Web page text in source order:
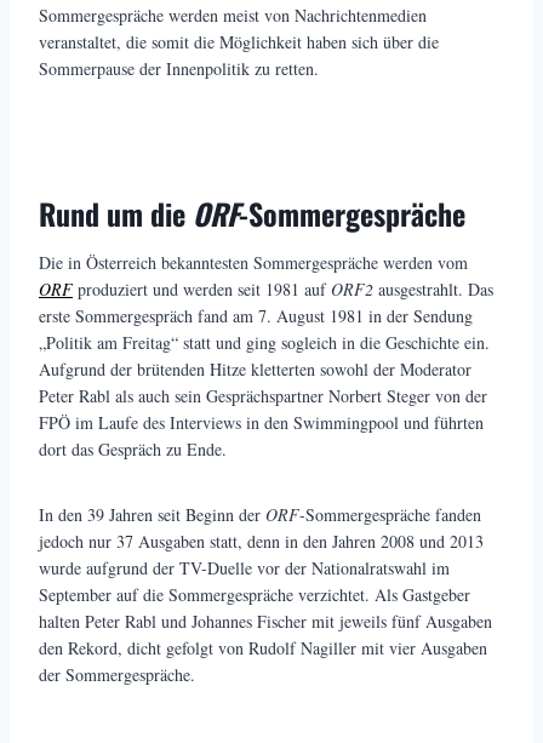
Sommergespräche werden meist von Nachrichtenmedien
veranstaltet, die somit die Möglichkeit haben sich über die
Sommerpause der Innenpolitik zu retten.
Rund um die ORF-Sommergespräche
Die in Österreich bekanntesten Sommergespräche werden vom
ORF produziert und werden seit 1981 aufORF2 ausgestrahlt. Das
erste Sommergespräch fand am 7. August 1981 in der Sendung
„Politik am Freitag“ statt und ging sogleich in die Geschichte ein.
Aufgrund der brütenden Hitze kletterten sowohl der Moderator
Peter Rabl als auch sein Gesprächspartner Norbert Steger von der
FPÖ im Laufe des Interviews in den Swimmingpool und führten
dort das Gespräch zu Ende.
In den 39 Jahren seit Beginn der ORF-Sommergespräche fanden
jedoch nur 37 Ausgaben statt, denn in den Jahren 2008 und 2013
wurde aufgrund der TV-Duelle vor der Nationalratswahl im
September auf die Sommergespräche verzichtet. Als Gastgeber
halten Peter Rabl und Johannes Fischer mit jeweils fünf Ausgaben
den Rekord, dicht gefolgt von Rudolf Nagiller mit vier Ausgaben
der Sommergespräche.